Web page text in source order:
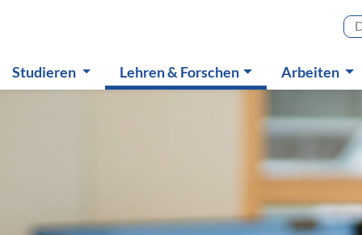
Studieren
Untermenü
Lehren & Forschen(aktiv)
Untermenü
Arbeiten